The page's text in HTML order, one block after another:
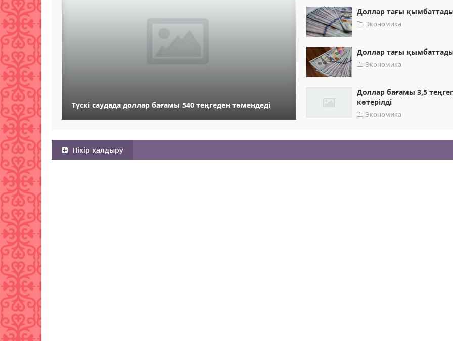
Түскі саудада доллар бағамы 540 теңгеден төмендеді
Доллар тағы
Экономика
Доллар тағы
Экономика
Доллар бағамы 3,5
көтерілді
Экономика
Пікір қалдыру